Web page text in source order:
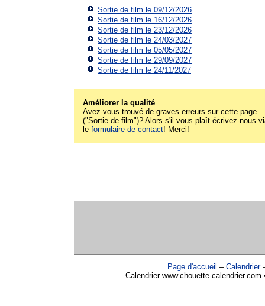
Sortie de film le 09/12/2026
Sortie de film le 16/12/2026
Sortie de film le 23/12/2026
Sortie de film le 24/03/2027
Sortie de film le 05/05/2027
Sortie de film le 29/09/2027
Sortie de film le 24/11/2027
Améliorer la qualité
Avez-vous trouvé de graves erreurs sur cette page
("Sortie de film")? Alors s'il vous plaît écrivez-nous
le formulaire de contact! Merci!
Page d'accueil – Calendrier
Calendrier www.chouette-